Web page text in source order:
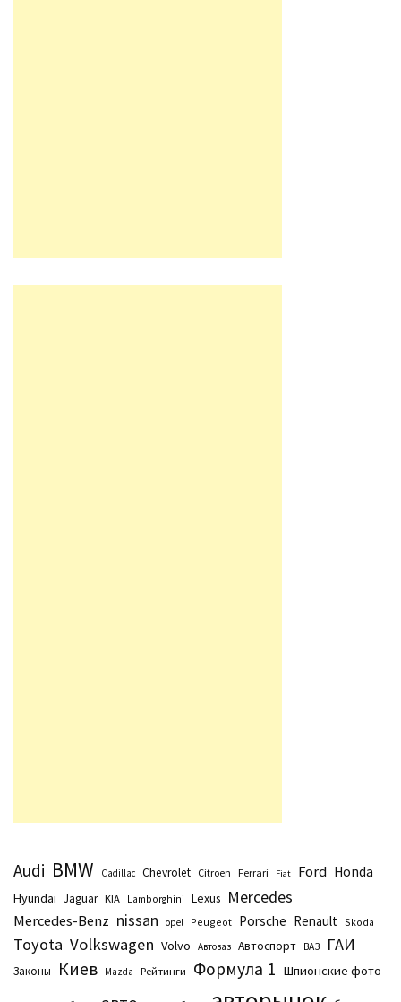
Audi BMW Cadillac Chevrolet Citroen Ferrari Fiat Ford Honda
Hyundai Jaguar KIA Lamborghini Lexus Mercedes
Mercedes-Benz nissan opel Peugeot Porsche Renault Skoda
Toyota Volkswagen Volvo Автоваз Автоспорт ВАЗ ГАИ
Законы Киев Маzda Рейтинги Формула 1 Шпионские фото